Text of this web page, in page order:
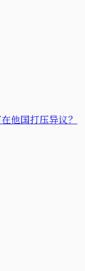
他国打压异议？